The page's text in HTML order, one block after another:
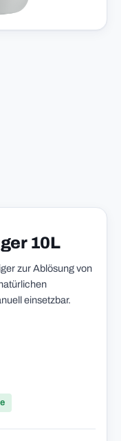
10L
zur Ablösung von
einsetzbar.